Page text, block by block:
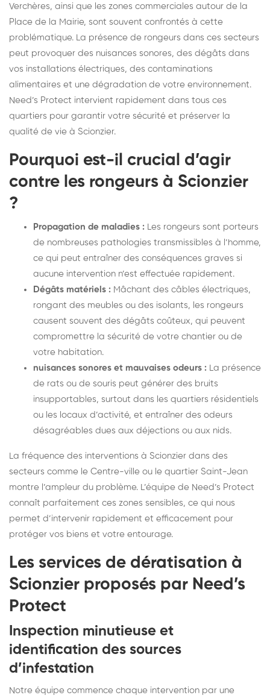
Verchères, ainsi que les zones commerciales autour de la
Place de la Mairie, sont souvent confrontés à cette
problématique. La présence de rongeurs dans ces secteurs
peut provoquer des nuisances sonores, des dégâts dans
vos installations électriques, des contaminations
alimentaires et une dégradation de votre environnement.
Need’s Protect intervient rapidement dans tous ces
quartiers pour garantir votre sécurité et préserver la
qualité de vie à Scionzier.
Pourquoi est-il crucial d’agir
contre les rongeurs à Scionzier
?
Propagation de maladies : Les rongeurs sont porteurs
de nombreuses pathologies transmissibles à l’homme,
ce qui peut entraîner des conséquences graves si
aucune intervention n’est effectuée rapidement.
Dégâts matériels : Mâchant des câbles électriques,
rongant des meubles ou des isolants, les rongeurs
causent souvent des dégâts coûteux, qui peuvent
compromettre la sécurité de votre chantier ou de
votre habitation.
nuisances sonores et mauvaises odeurs : La présence
de rats ou de souris peut générer des bruits
insupportables, surtout dans les quartiers résidentiels
ou les locaux d’activité, et entraîner des odeurs
désagréables dues aux déjections ou aux nids.
La fréquence des interventions à Scionzier dans des
secteurs comme le Centre-ville ou le quartier Saint-Jean
montre l’ampleur du problème. L’équipe de Need’s Protect
connaît parfaitement ces zones sensibles, ce qui nous
permet d’intervenir rapidement et efficacement pour
protéger vos biens et votre entourage.
Les services de dératisation à
Scionzier proposés par Need’s
Protect
Inspection minutieuse et
identification des sources
d’infestation
Notre équipe commence chaque intervention par une